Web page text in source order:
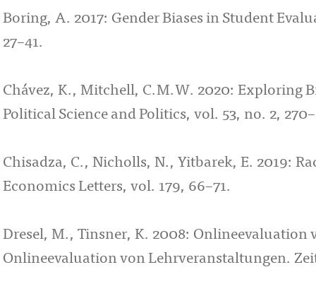
Boring, A. 2017: Gender Biases in Student
27–41.
Chávez, K., Mitchell, C.M.W. 2020: Exploring
Political Science and Politics, vol. 53, no. 2,
Chisadza, C., Nicholls, N., Yitbarek, E. 2019:
Economics Letters, vol. 179, 66–71.
Dresel, M., Tinsner, K. 2008:
Onlineevaluation von Lehrveranstaltungen.